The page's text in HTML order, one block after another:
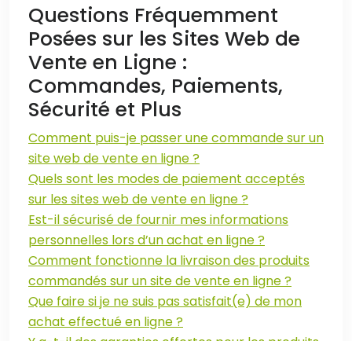
Questions Fréquemment
Posées sur les Sites Web de
Vente en Ligne :
Commandes, Paiements,
Sécurité et Plus
Comment puis-je passer une commande sur un
site web de vente en ligne ?
Quels sont les modes de paiement acceptés
sur les sites web de vente en ligne ?
Est-il sécurisé de fournir mes informations
personnelles lors d’un achat en ligne ?
Comment fonctionne la livraison des produits
commandés sur un site de vente en ligne ?
Que faire si je ne suis pas satisfait(e) de mon
achat effectué en ligne ?